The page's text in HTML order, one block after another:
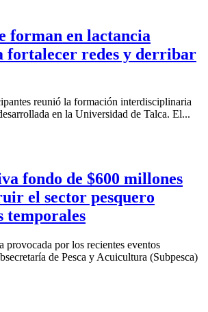
forman en lactancia
fortalecer redes y derribar
reunió la formación interdisciplinaria
en la Universidad de Talca. El...
fondo de $600 millones
el sector pesquero
temporales
provocada por los recientes eventos
de Pesca y Acuicultura (Subpesca)